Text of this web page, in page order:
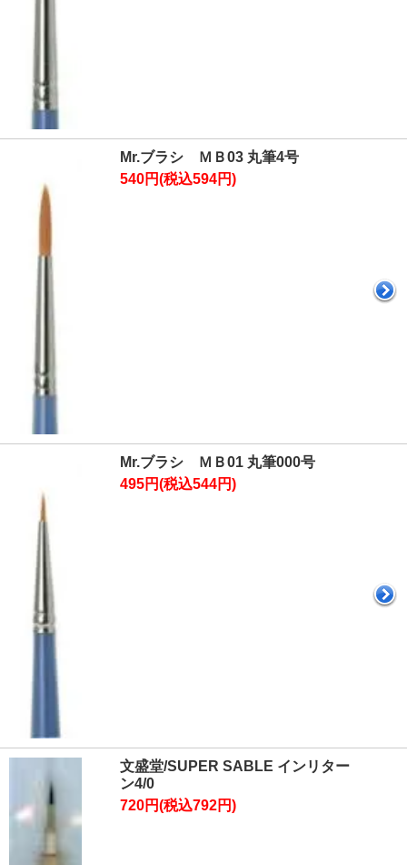
Mr.ブラシ ＭＢ03 丸筆4号
540円(税込594円)
Mr.ブラシ ＭＢ01 丸筆000号
495円(税込544円)
文盛堂/SUPER SABLE インリター
ン4/0
720円(税込792円)